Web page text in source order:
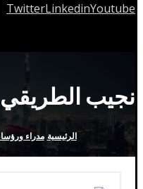
TwitterLinkedinYoutube
نجيب الطريقي
الرئيسية مدراء